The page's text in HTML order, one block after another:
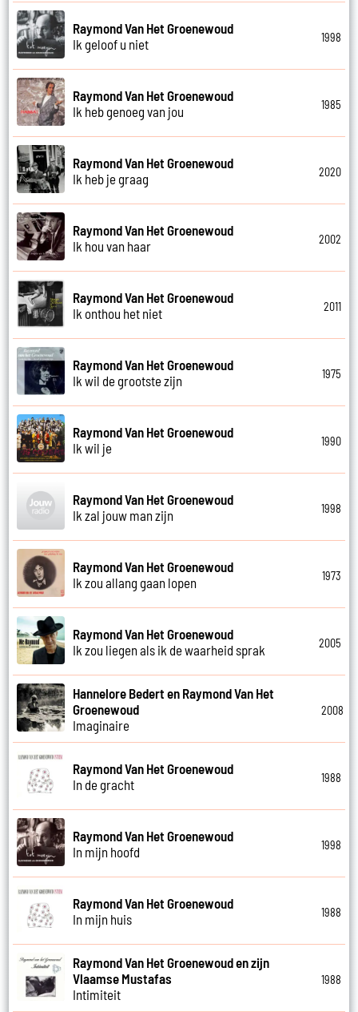
Raymond Van Het Groenewoud
Ik geloof u niet
1998
Raymond Van Het Groenewoud
Ik heb genoeg van jou
1985
Raymond Van Het Groenewoud
Ik heb je graag
2020
Raymond Van Het Groenewoud
Ik hou van haar
2002
Raymond Van Het Groenewoud
Ik onthou het niet
2011
Raymond Van Het Groenewoud
Ik wil de grootste zijn
1975
Raymond Van Het Groenewoud
Ik wil je
1990
Raymond Van Het Groenewoud
Ik zal jouw man zijn
1998
Raymond Van Het Groenewoud
Ik zou allang gaan lopen
1973
Raymond Van Het Groenewoud
Ik zou liegen als ik de waarheid sprak
2005
Hannelore Bedert en Raymond Van Het
Groenewoud
Imaginaire
2008
Raymond Van Het Groenewoud
In de gracht
1988
Raymond Van Het Groenewoud
In mijn hoofd
1998
Raymond Van Het Groenewoud
In mijn huis
1988
Raymond Van Het Groenewoud en zijn
Vlaamse Mustafas
Intimiteit
1988